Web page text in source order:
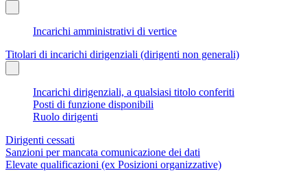
Incarichi amministrativi di vertice
Titolari di incarichi dirigenziali (dirigenti non generali)
Incarichi dirigenziali, a qualsiasi titolo conferiti
Posti di funzione disponibili
Ruolo dirigenti
Dirigenti cessati
Sanzioni per mancata comunicazione dei dati
Elevate qualificazioni (ex Posizioni organizzative)